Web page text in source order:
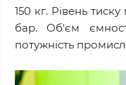
150 кг. Рівень
бар. Об'єм
потужність